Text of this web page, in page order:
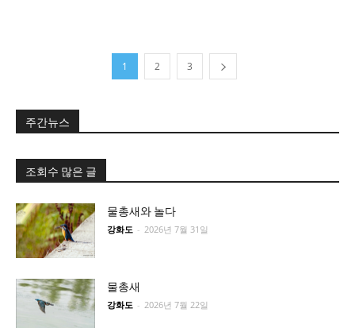
1 2 3
주간뉴스
조회수 많은 글
물총새와 놀다
강화도 - 2026년 7월 31일
물총새
강화도 - 2026년 7월 22일